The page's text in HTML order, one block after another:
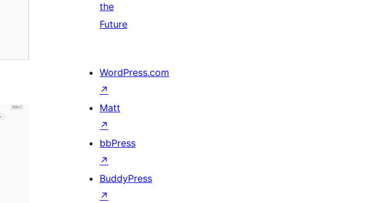
the
Future
WordPress.com
↗
Matt
↗
bbPress
↗
BuddyPress
↗